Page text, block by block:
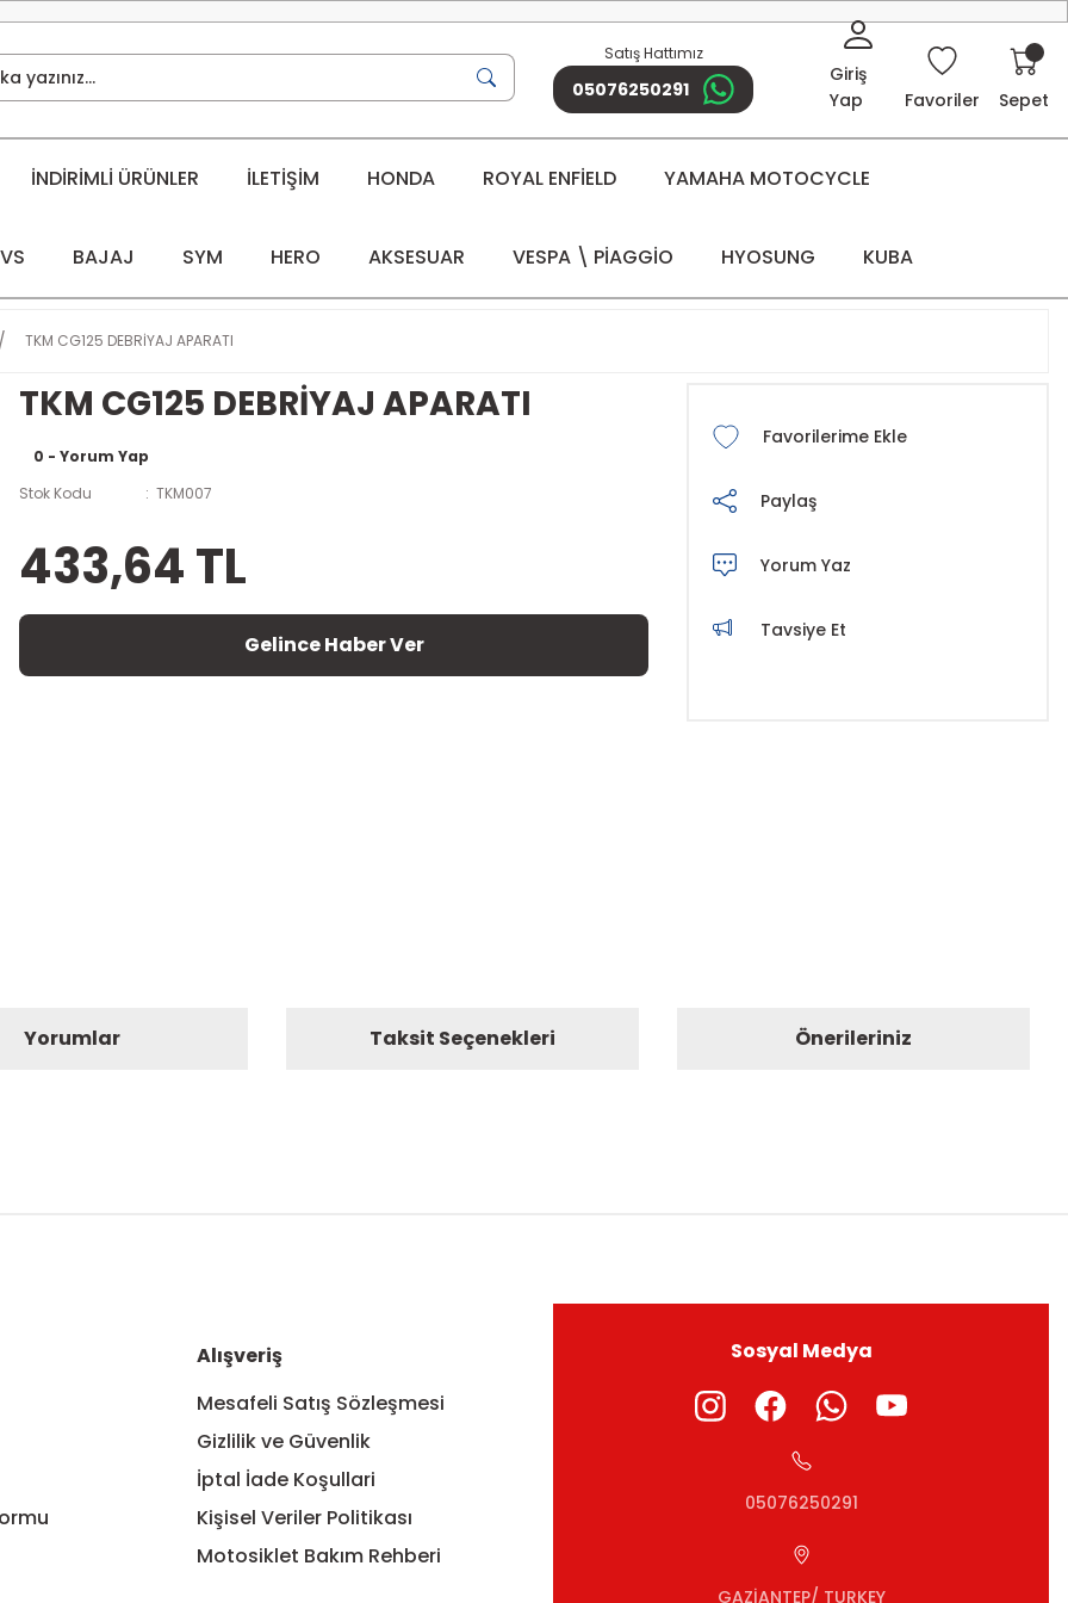
Satış Hattımız
05076250291
Giriş
Yap
Favoriler Sepet
İNDİRİMLİ ÜRÜNLER İLETİŞİM HONDA ROYAL ENFİELD YAMAHA MOTOCYCLE
BAJAJ SYM HERO AKSESUAR VESPA \ PİAGGİO HYOSUNG KUBA
TKM CG125 DEBRİYAJ APARATI
TKM CG125 DEBRİYAJ APARATI
0 - Yorum Yap
Stok Kodu
TKM007
433,64 TL
Gelince Haber Ver
Paylaş
Yorum Yaz
Tavsiye Et
Yorumlar Taksit Seçenekleri Önerileriniz
Alışveriş
Mesafeli Satış Sözleşmesi
Gizlilik ve Güvenlik
İptal İade Koşullari
Kişisel Veriler Politikası
Motosiklet Bakım Rehberi
Sosyal Medya
05076250291
GAZİANTEP/ TURKEY